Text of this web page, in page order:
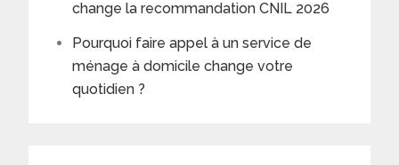
change la recommandation CNIL 2026
Pourquoi faire appel à un service de
ménage à domicile change votre
quotidien ?